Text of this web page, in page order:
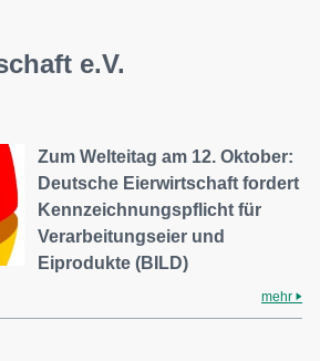
e.V.
Zum Welteitag am 12. Oktober:
Deutsche Eierwirtschaft fordert
Kennzeichnungspflicht für
Verarbeitungseier und
Eiprodukte (BILD)
mehr